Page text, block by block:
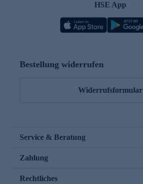
HSE App
Bestellung widerrufen
Widerrufsformular
Service & Beratung
Zahlung
Rechtliches